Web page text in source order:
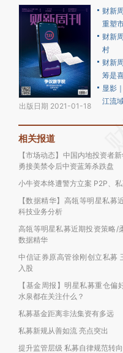
出版日期 2021-01-18
财新
重塑
财新
村
财新
筹是
显影
江流
相关报道
【市场动态】中国内地投资者
勇接美禁令后中资蓝筹杀跌盘
小牛资本终遭警方立案 P2P、
【数据精华】高瓴等明星私募
科技业务分析
高瓴等明星私募近期投资策略/
数据精华
中信证券原高管徐刚创立私募
入股
【基金周报】明星私募重仓偏
水泉都在关注什么？
私募基金距离非法集资有多远
私募新规从善如流 亮点突出
提升监管层级 私募自律规范转